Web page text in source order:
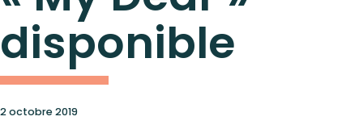
Actualités
Concerts
disponible
2 octobre 2019
Pour
envoyer vos
démos
cliquez ici